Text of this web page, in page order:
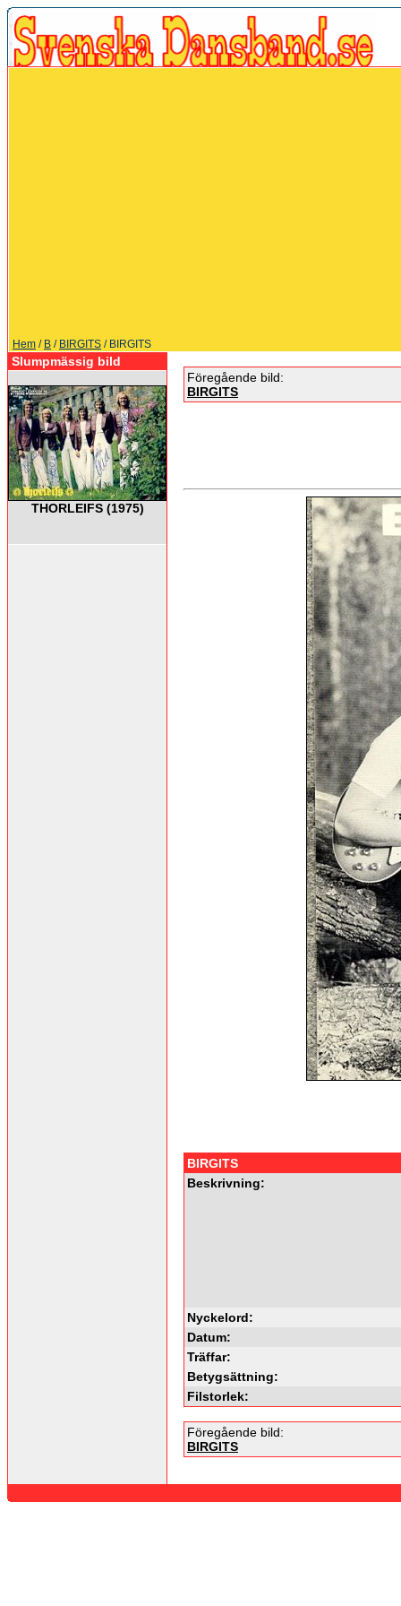
Hem / B / BIRGITS / BIRGITS
Slumpmässig bild
THORLEIFS (1975)
Föregående bild:
BIRGITS
BIRGITS
Beskrivning:
Nyckelord:
Datum:
Träffar:
Betygsättning:
Filstorlek:
Föregående bild:
BIRGITS